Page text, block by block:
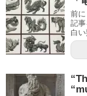
前
記
白